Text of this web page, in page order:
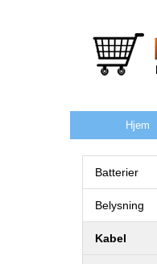
Hjem
Batterier
Belysning
Kabel